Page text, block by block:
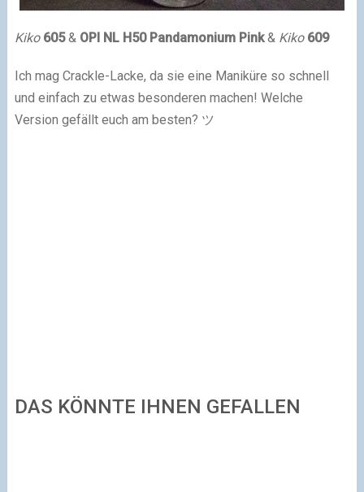
Kiko 605& OPI NL H50 Pandamonium Pink& Kiko609
Ich mag Crackle-Lacke, da sie eine Maniküre so schnell
und einfach zu etwas besonderen machen! Welche
Version gefällt euch am besten? ツ
DAS KÖNNTE IHNEN GEFALLEN